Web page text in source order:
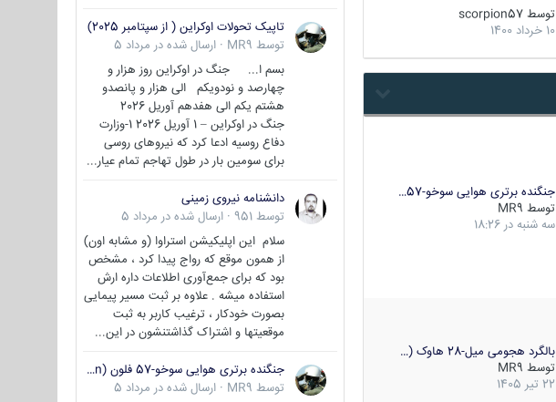
توسط scorpion57
10 خرداد 1400
جنگنده برتری هوایی سوخو-57…
توسط MR9
سه شنبه در 18:26
بالگرد هجومی میل-28 هاوک (…
توسط MR9
22 تیر 1405
تاپیک تحولات اوکراین ( از سپتامبر 2025)
توسط MR9
· ارسال شده در مرداد 5
بسم ا... جنگ در اوکراین روز هزار و
چهارصد و نودویکم الی هزار و پانصدو
هشتم یکم الی هفدهم آوریل 2026
جنگ در اوکراین – 1 آوریل 2026 1-وزارت
دفاع روسیه ادعا کرد که نیروهای روسی
برای سومین بار در طول تهاجم تمام عیار...
دانشنامه نیروی زمینی
توسط 951
· ارسال شده در مرداد 5
سلام این اپلیکیشن استراوا (و مشابه اون)
از همون موقع که رواج پیدا کرد ، مشخص
بود که برای جمع‌آوری اطلاعات داره ارش
استفاده میشه . علاوه بر ثبت مسیر پیمایی
بصورت خودکار ، ترغیب کاربر به ثبت
موقعیتها و اشتراک‌ گذاشتنشون در این...
جنگنده برتری هوایی سوخو-57 فلون (Su-57/Felon)
توسط MR9
· ارسال شده در مرداد 5